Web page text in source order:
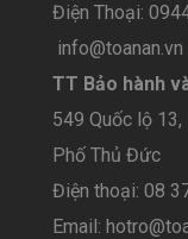
Điện Thoại:
info@toanan.vn
TT Bảo hành
549 Quốc lộ 13,
Phố Thủ Đức
Điện thoại: 08
Email: